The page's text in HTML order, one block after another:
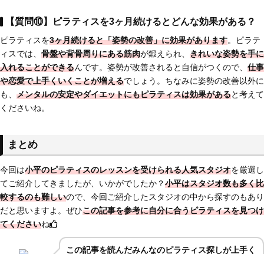
【質問⑩】ピラティスを3ヶ月続けるとどんな効果がある？
ピラティスを3ヶ月続けると「姿勢の改善」に効果があります。ピラテ
ィスでは、 骨盤や背骨周りにある筋肉が鍛えられ、 きれいな姿勢を手に
入れることができるんです。姿勢が改善されると自信がつくので、 仕事
や恋愛で上手くいくことが増えるでしょう。ちなみに姿勢の改善以外に
も、 メンタルの安定やダイエットにもピラティスは効果があると考えて
くださいね。
まとめ
今回は小平のピラティスのレッスンを受けられる人気スタジオを厳選し
てご紹介してきましたが、いかがでしたか？小平はスタジオ数も多く比
較するのも難しいので、今回ご紹介したスタジオの中から探すのもあり
だと思いますよ。ぜひこの記事を参考に自分に合うピラティスを見つけ
てくださいね
この記事を読んだみんなのピラティス探しが上手く